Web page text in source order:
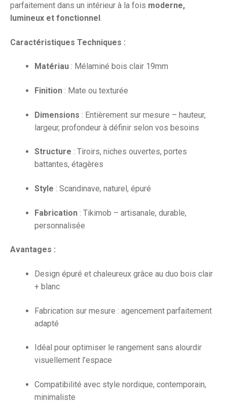
parfaitement dans un intérieur à la fois moderne,
lumineux et fonctionnel.
Caractéristiques Techniques :
Matériau : Mélaminé bois clair 19mm
Finition : Mate ou texturée
Dimensions : Entièrement sur mesure – hauteur,
largeur, profondeur à définir selon vos besoins
Structure : Tiroirs, niches ouvertes, portes
battantes, étagères
Style : Scandinave, naturel, épuré
Fabrication : Tikimob – artisanale, durable,
personnalisée
Avantages :
Design épuré et chaleureux grâce au duo bois clair
+ blanc
Fabrication sur mesure : agencement parfaitement
adapté
Idéal pour optimiser le rangement sans alourdir
visuellement l’espace
Compatibilité avec style nordique, contemporain,
minimaliste